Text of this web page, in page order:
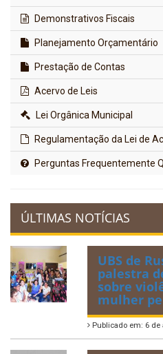
Demonstrativos Fiscais
Planejamento Orçamentário
Prestação de Contas
Acervo de Leis
Lei Orgânica Municipal
Regulamentação da Lei de
Perguntas Frequentemente
ÚLTIMAS NOTÍCIAS
UBS de
palestra
sobre
mulher
Publicado em: 6 de